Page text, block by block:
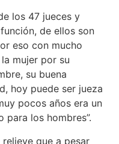
los 47 jueces y
de ellos son
eso con mucho
mujer por su
su buena
hoy puede ser jueza
pocos años era un
para los hombres”.
que a pesar